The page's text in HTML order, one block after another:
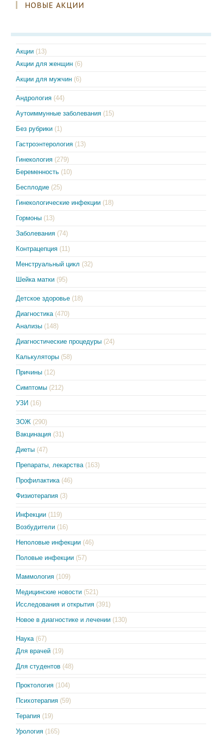
НОВЫЕ АКЦИИ
Акции (13)
Акции для женщин (6)
Акции для мужчин (6)
Андрология (44)
Аутоиммунные заболевания (15)
Без рубрики (1)
Гастроэнтерология (13)
Гинекология (279)
Беременность (10)
Бесплодие (25)
Гинекологические инфекции (18)
Гормоны (13)
Заболевания (74)
Контрацепция (11)
Менструальный цикл (32)
Шейка матки (95)
Детское здоровье (18)
Диагностика (470)
Анализы (148)
Диагностические процедуры (24)
Калькуляторы (58)
Причины (12)
Симптомы (212)
УЗИ (16)
ЗОЖ (290)
Вакцинация (31)
Диеты (47)
Препараты, лекарства (163)
Профилактика (46)
Физиотерапия (3)
Инфекции (119)
Возбудители (16)
Неполовые инфекции (46)
Половые инфекции (57)
Маммология (109)
Медицинские новости (521)
Исследования и открытия (391)
Новое в диагностике и лечении (130)
Наука (67)
Для врачей (19)
Для студентов (48)
Проктология (104)
Психотерапия (59)
Терапия (19)
Урология (165)